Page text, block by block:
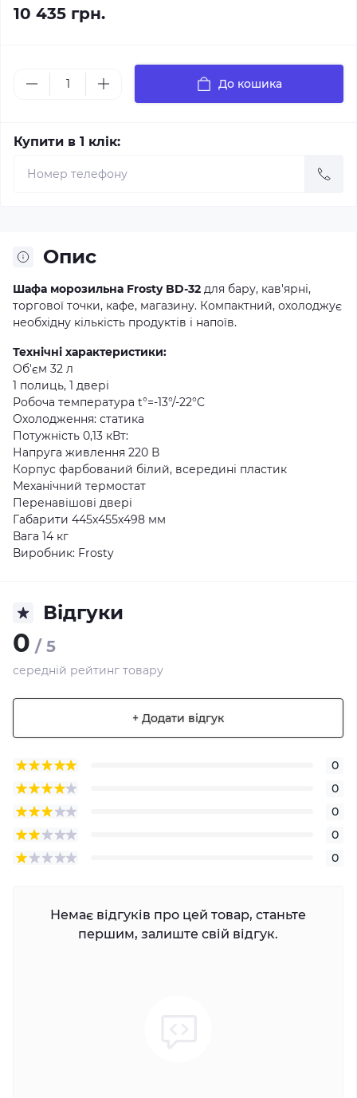
10 435 грн.
До кошика
Купити в 1 клік:
Опис
Шафа морозильна Frosty BD-32 для бару, кав'ярні,
торгової точки, кафе, магазину. Компактний, охолоджує
необхідну кількість продуктів і напоїв.
Технічні характеристики:
Об'єм 32 л
1 полиць, 1 двері
Робоча температура t°=-13°/-22°C
Охолодження: статика
Потужність 0,13 кВт:
Напруга живлення 220 В
Корпус фарбований білий, всередині пластик
Механічний термостат
Перенавішові двері
Габарити 445х455х498 мм
Вага 14 кг
Виробник: Frosty
Відгуки
0 / 5
середній рейтинг товару
+ Додати відгук
0
0
0
0
0
Немає відгуків про цей товар, станьте
першим, залиште свій відгук.